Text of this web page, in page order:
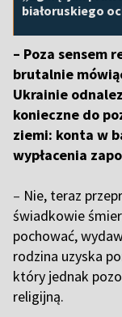
białoruskiego
– Poza sensem
brutalnie
Ukrainie
konieczne do
ziemi: konta w
wypłacenia
– Nie, teraz
świadkowie
pochować,
rodzina uzyska
który jednak
religijną.